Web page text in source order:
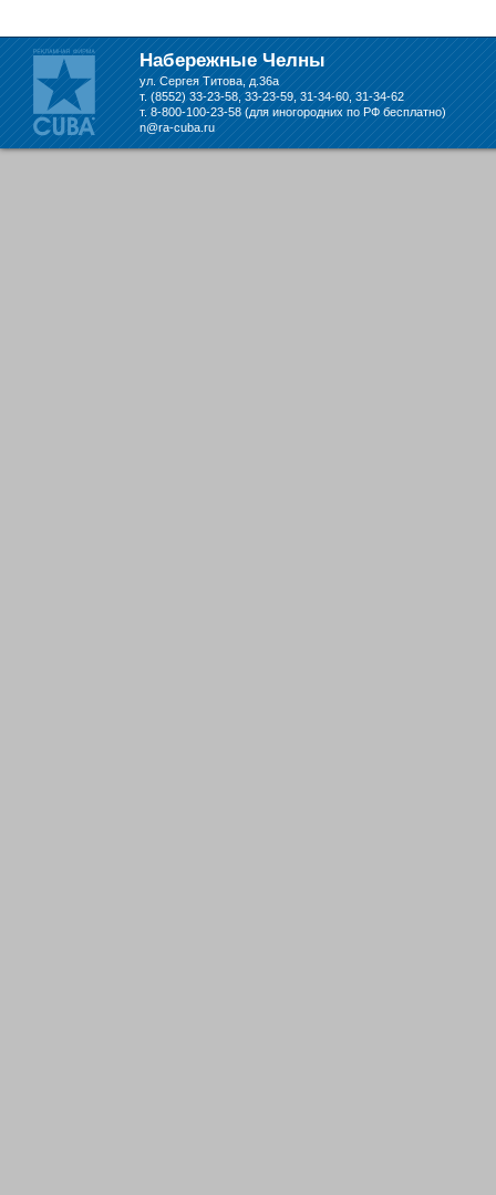
производим в Набережных Челнах
13 Мая 2019
Лазерная гравировка по кругу в
Набережных Челнах
Набережные Челны
ул. Сергея Титова, д.36а
т. (8552) 33-23-58, 33-23-59, 31-34-60, 31-34-62
т. 8-800-100-23-58 (для иногородних по РФ бесплатно)
n@ra-cuba.ru